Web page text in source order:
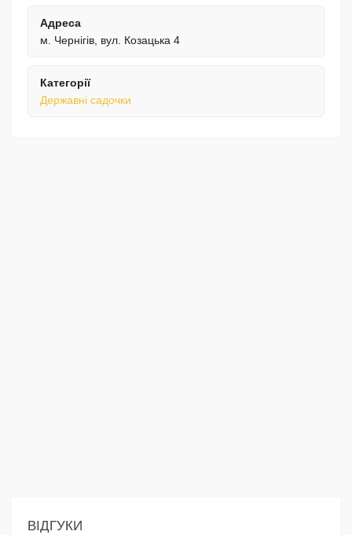
Адреса
м. Чернігів, вул. Козацька 4
Категорії
Державні садочки
ВІДГУКИ